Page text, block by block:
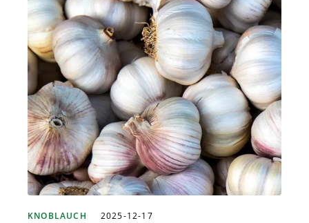
KNOBLAUCH 2025-12-17